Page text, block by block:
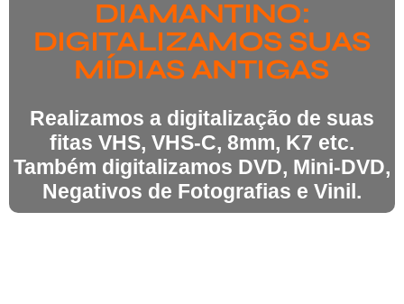
DIAMANTINO:
DIGITALIZAMOS SUAS
MÍDIAS ANTIGAS
Realizamos a digitalização de suas
fitas VHS, VHS-C, 8mm, K7 etc.
Também digitalizamos DVD, Mini-DVD,
Negativos de Fotografias e Vinil.